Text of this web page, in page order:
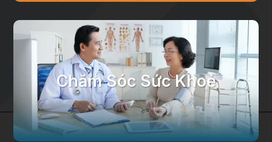
Chăm Sóc Sức Khoẻ